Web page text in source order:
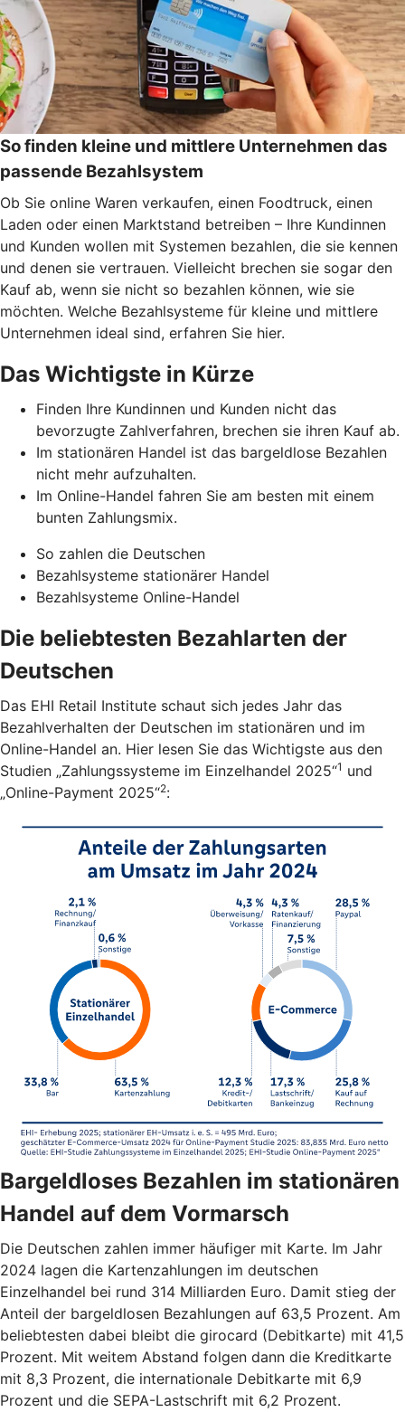
So finden kleine und mittlere Unternehmen das
passende Bezahlsystem
Ob Sie online Waren verkaufen, einen Foodtruck, einen
Laden oder einen Marktstand betreiben – Ihre Kundinnen
und Kunden wollen mit Systemen bezahlen, die sie kennen
und denen sie vertrauen. Vielleicht brechen sie sogar den
Kauf ab, wenn sie nicht so bezahlen können, wie sie
möchten. Welche Bezahlsysteme für kleine und mittlere
Unternehmen ideal sind, erfahren Sie hier.
Das Wichtigste in Kürze
Finden Ihre Kundinnen und Kunden nicht das
bevorzugte Zahlverfahren, brechen sie ihren Kauf ab.
Im stationären Handel ist das bargeldlose Bezahlen
nicht mehr aufzuhalten.
Im Online-Handel fahren Sie am besten mit einem
bunten Zahlungsmix.
So zahlen die Deutschen
Bezahlsysteme stationärer Handel
Bezahlsysteme Online-Handel
Die beliebtesten Bezahlarten der
Deutschen
Das EHI Retail Institute schaut sich jedes Jahr das
Bezahlverhalten der Deutschen im stationären und im
Online-Handel an. Hier lesen Sie das Wichtigste aus den
Studien „Zahlungssysteme im Einzelhandel 2025“1 und
„Online-Payment 2025“2:
Bargeldloses Bezahlen im stationären
Handel auf dem Vormarsch
Die Deutschen zahlen immer häufiger mit Karte. Im Jahr
2024 lagen die Kartenzahlungen im deutschen
Einzelhandel bei rund 314 Milliarden Euro. Damit stieg der
Anteil der bargeldlosen Bezahlungen auf 63,5 Prozent. Am
beliebtesten dabei bleibt die girocard (Debitkarte) mit 41,5
Prozent. Mit weitem Abstand folgen dann die Kreditkarte
mit 8,3 Prozent, die internationale Debitkarte mit 6,9
Prozent und die SEPA-Lastschrift mit 6,2 Prozent.